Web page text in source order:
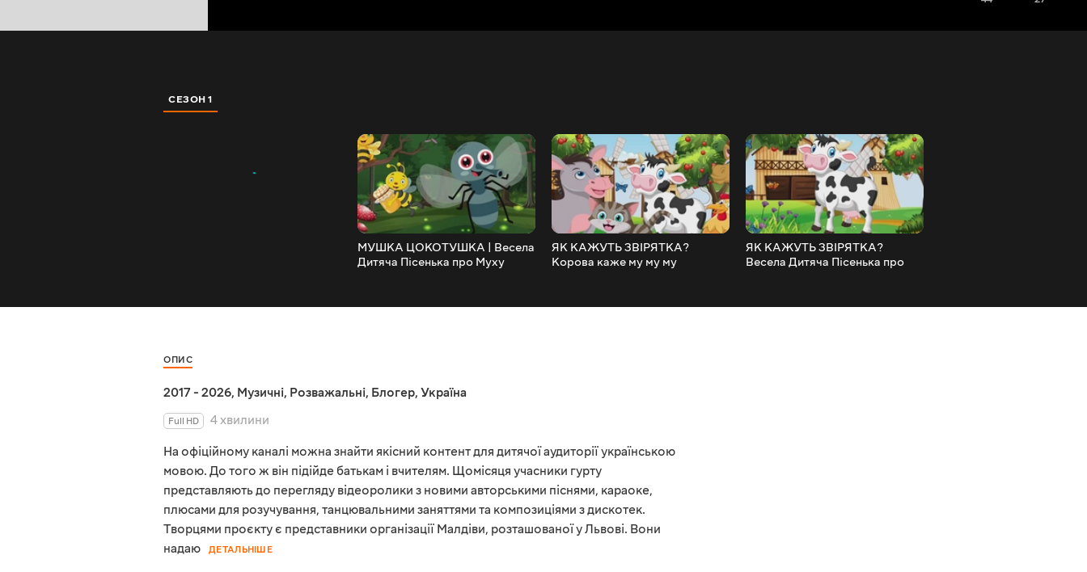
СЕЗОН 1
МУШКА ЦОКОТУШКА | Весела
Дитяча Пісенька про Муху
ЯК КАЖУТЬ ЗВІРЯТКА?
Корова каже му му му
ЯК КАЖУТЬ ЗВІРЯТКА?
Весела Дитяча Пісенька про
ОПИС
2017 - 2026, Музичні, Розважальні, Блогер, Україна
Full HD
4 хвилини
На офіційному каналі можна знайти якісний контент для дитячої аудиторії українською
мовою. До того ж він підійде батькам і вчителям. Щомісяця учасники гурту
представляють до перегляду відеоролики з новими авторськими піснями, караоке,
плюсами для розучування, танцювальними заняттями та композиціями з дискотек.
Творцями проєкту є представники організації Малдіви, розташованої у Львові. Вони
надаю
ДЕТАЛЬНІШЕ